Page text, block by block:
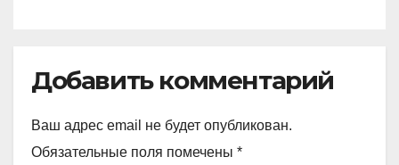
Добавить комментарий
Ваш адрес email не будет опубликован.
Обязательные поля помечены *